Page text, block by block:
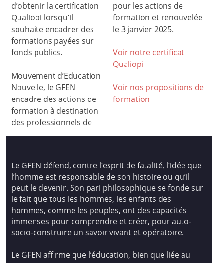
d’obtenir la certification
Qualiopi lorsqu’il
souhaite encadrer des
formations payées sur
fonds publics.
Mouvement d’Education
Nouvelle, le GFEN
encadre des actions de
formation à destination
des professionnels de
pour les actions de
formation et renouvelée
le 3 janvier 2025.
Voir notre certificat
Qualiopi
Voir nos propositions de
formation
Le GFEN défend, contre l’esprit de fatalité, l’idée que
l’homme est responsable de son histoire ou qu’il
peut le devenir. Son pari philosophique se fonde sur
le fait que tous les hommes, les enfants des
hommes, comme les peuples, ont des capacités
immenses pour comprendre et créer, pour auto-
socio-construire un savoir vivant et opératoire.
Le GFEN affirme que l’éducation, bien que liée au